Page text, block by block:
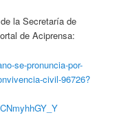
la Secretaría de
de Aciprensa:
se-pronuncia-por-
civil-96726?